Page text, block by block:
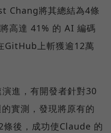
Chang將其總結為4條
高達 41% 的 AI 編碼
GitHub上斬獲逾12萬
進，有開發者針對30
實測，發現將原有的
後，成功使Claude 的